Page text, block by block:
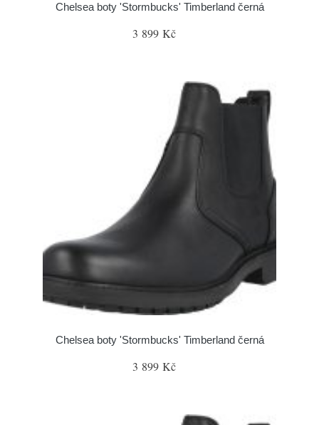
Chelsea boty 'Stormbucks' Timberland černá
3 899 Kč
Chelsea boty 'Stormbucks' Timberland černá
3 899 Kč